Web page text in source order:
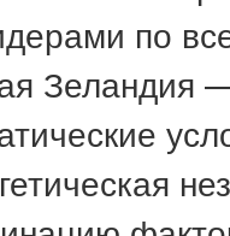
по
Зеландия